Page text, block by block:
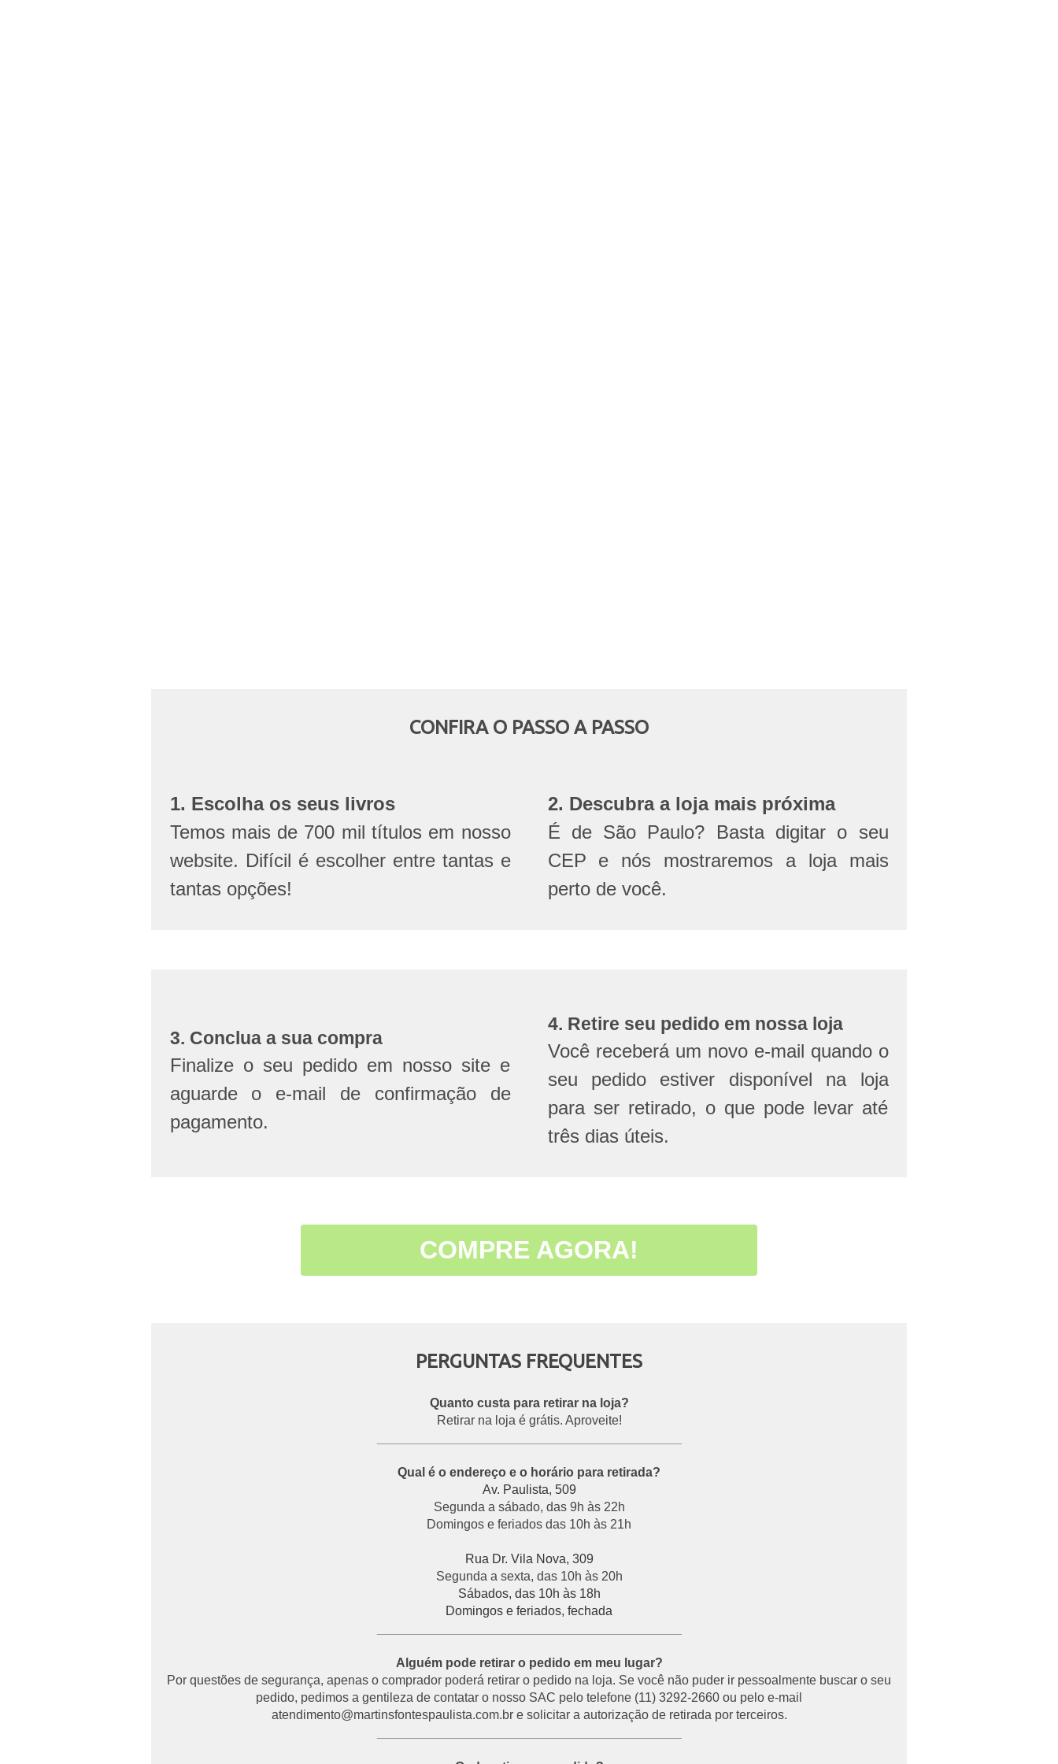
CONFIRA O PASSO A PASSO
1. Escolha os seus livros
Temos mais de 700 mil títulos em nosso
website. Difícil é escolher entre tantas e
tantas opções!
2. Descubra a loja mais próxima
É de São Paulo? Basta digitar o seu
CEP e nós mostraremos a loja mais
perto de você.
3. Conclua a sua compra
Finalize o seu pedido em nosso site e
aguarde o e-mail de confirmação de
pagamento.
4. Retire seu pedido em nossa loja
Você receberá um novo e-mail quando o
seu pedido estiver disponível na loja
para ser retirado, o que pode levar até
três dias úteis.
COMPRE AGORA!
PERGUNTAS FREQUENTES
Quanto custa para retirar na loja?
Retirar na loja é grátis. Aproveite!
Qual é o endereço e o horário para retirada?
Av. Paulista, 509
Segunda a sábado, das 9h às 22h
Domingos e feriados das 10h às 21h
Rua Dr. Vila Nova, 309
Segunda a sexta, das 10h às 20h
Sábados, das 10h às 18h
Domingos e feriados, fechada
Alguém pode retirar o pedido em meu lugar?
Por questões de segurança, apenas o comprador poderá retirar o pedido na loja. Se você não puder ir pessoalmente buscar o seu
pedido, pedimos a gentileza de contatar o nosso SAC pelo telefone (11) 3292-2660 ou pelo e-mail
atendimento@martinsfontespaulista.com.br e solicitar a autorização de retirada por terceiros.